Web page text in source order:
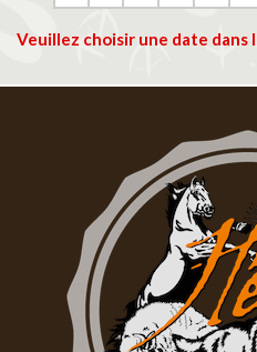
Veuillez choisir une date dans